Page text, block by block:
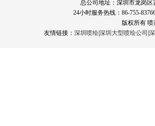
总公司地址：深圳市龙岗
24小时服务热线：86-755-
版权所有
友情链接： 深圳喷绘深圳大型喷绘公司